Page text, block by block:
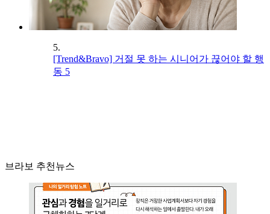
5.
[Trend&Bravo] 거절 못 하는 시니어가 끊어야 할 행
동 5
브라보 추천뉴스